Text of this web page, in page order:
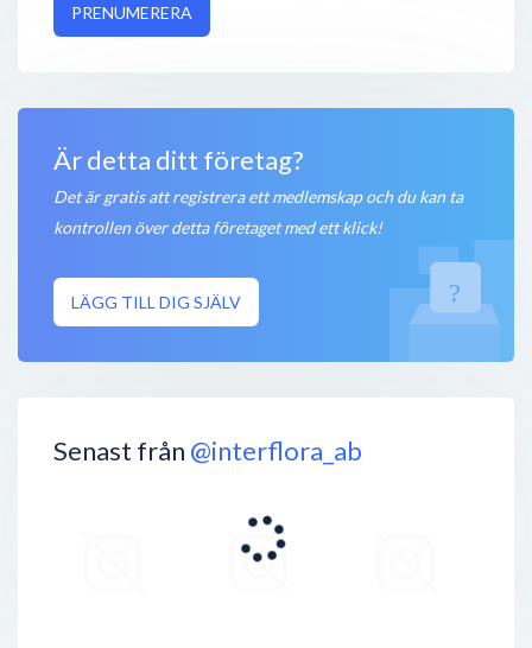
PRENUMERERA
Är detta ditt företag?
Det är gratis att registrera ett medlemskap och du kan ta
kontrollen över detta företaget med ett klick!
LÄGG TILL DIG SJÄLV
Senast från @interflora_ab